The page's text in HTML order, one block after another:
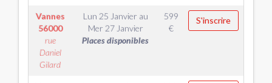
Vannes
56000
rue
Daniel
Gilard
Lun 25 Janvier au
Mer 27 Janvier
Places disponibles
599
€
S'inscrire